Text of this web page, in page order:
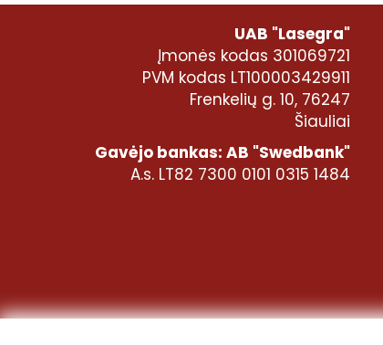
UAB "Lasegra"
Įmonės kodas 301069721
PVM kodas LT100003429911
Frenkelių g. 10, 76247
Šiauliai
Gavėjo bankas: AB "Swedbank"
A.s. LT82 7300 0101 0315 1484